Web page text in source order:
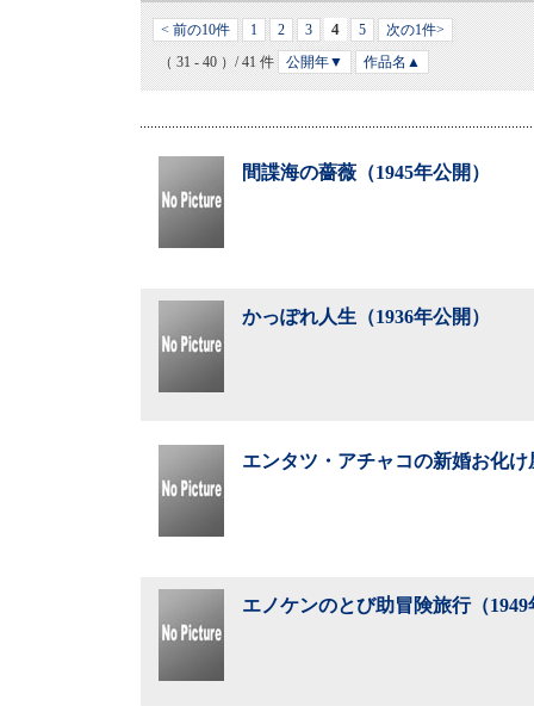
< 前の10件 1 2 3 4 5
次の1件>
（ 31 - 40 ）/ 41 件
公開年▼ 作品名▲
間諜海の薔薇（1945年公開）
かっぽれ人生（1936年公開）
エンタツ・アチャコの新婚お化け
エノケンのとび助冒険旅行（1949